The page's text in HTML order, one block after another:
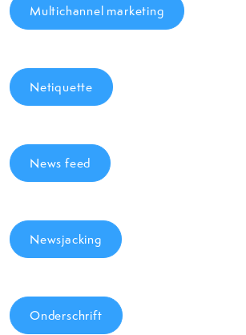
Multichannel marketing
Netiquette
News feed
Newsjacking
Onderschrift